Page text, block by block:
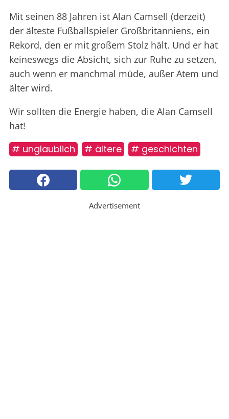
Mit seinen 88 Jahren ist Alan Camsell (derzeit)
der älteste Fußballspieler Großbritanniens, ein
Rekord, den er mit großem Stolz hält. Und er hat
keineswegs die Absicht, sich zur Ruhe zu setzen,
auch wenn er manchmal müde, außer Atem und
älter wird.
Wir sollten die Energie haben, die Alan Camsell
hat!
# unglaublich # ältere # geschichten
Advertisement